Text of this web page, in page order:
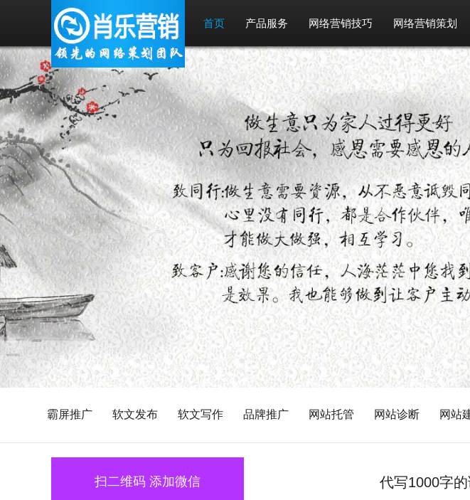
首页 产品服务 网络营销技巧 网络营销策划
霸屏推广 软文发布 软文写作 品牌推广 网站托管 网站诊断 网站
扫二维码 添加微信 代写1000字